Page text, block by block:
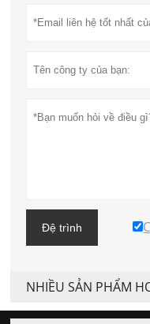
Đệ trình
NHIỀU SẢN PHẨM